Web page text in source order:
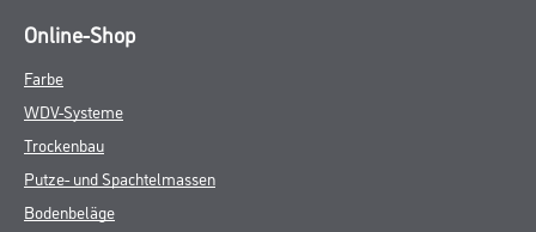
Online-Shop
Farbe
WDV-Systeme
Trockenbau
Putze- und Spachtelmassen
Bodenbeläge